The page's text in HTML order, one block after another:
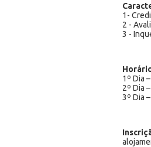
1-
2 -
3 -
1º Dia
2º Dia
3º Dia